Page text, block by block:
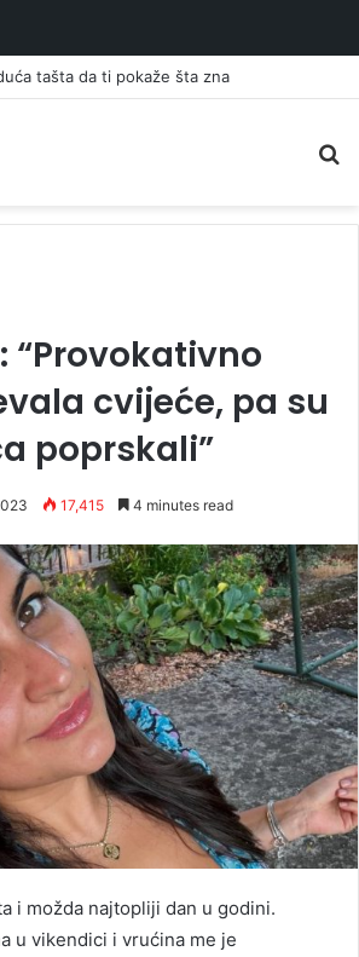
tašta da ti pokaže šta zna
“Provokativno
cvijeće, pa su
poprskali”
17,415 4 minutes read
i možda najtopliji dan u godini.
u vikendici i vrućina me je